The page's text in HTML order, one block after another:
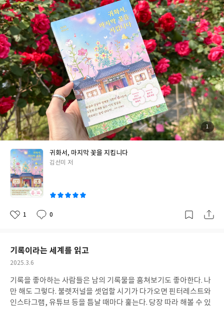
하는 곳이 “귀화서”다. 귀화서는 600년 역사의 공공기관으로 죽은
사람의 영혼이 깃든 꽃, 즉 “사혼화”에 관한 모든 일을 처리한다. 소
중한 사람과 마지막으로 만나는 시간이자, 고인을 안식으로 인도하
는 마지막 관문이기에 귀화서 사람들은 성심을 다해 의식을 치른다.
삶과 죽음을 대하는 겸허한 자세를 그들을 통해 상기할 수 있었다.
취준생 마리의 계약직 분투기로 시작된 이야기는 한 사람 한 사람의
드라마틱한 사연으로 깊이와 감동을 더한다. 어린 자식을 잃은 어머
니, 아내를 잃은 남편, 형을 잃은 동생 등 우리에게 낯설지 않은 죽음
들이다. 사혼화가 오로지 한 사람을 선택한다는 소설 속 설정은 필연
적으로 죽음을 맞이하게 될 존재로서의 나라는 의미와 내가 가진 관
계를 돌아보게 한다. ‘만일 내가 죽음을 맞이하여 사혼화가 된다면
마지막으로 누구를 만날 것인가?’, ‘내가 사랑하는 사람들이 사혼화
가 된다면 과연 나를 만나러 와줄까?’ 같은 질문들이 소설을 읽는 내
내 머릿속을 떠나지 않았다. 소설은 죽은 자의 사연으로 끝이 나지
않는다. 이승에 미련이 남아있던 고인이 귀화서를 통한 마지막 만남
으로 미련을 털고 이승을 떠날 때 산 사람도 삶의 변화를 겪게 된다.
“소중한 사람이 떠났다 해”서 “그와 함께 행복까지 사라진 건 아니
다.” 떠난 사람이 남은 사람에게 바라는 “행복 속에서 앞으로 나아갈
나는 이 삶을 더 사랑해야만 한다. 이 소설은 밀리의 서재 사전 연재
한 뜨거운 관심을 짐작할 수 있었다. 죽음의 이야기를 듣는 일은 곧
삶의 이야기를 듣는 일. 사혼화의 이야기를 듣는 주인공 마리처럼 나
다. “우리는 있는 힘을 다해 매시간 죽음과 맞서고, 때론 가까운 곳에
서 죽음을 목격하기도 하고, 죽음으로부터 살아남은 이들을 위로하
며 살아간다. 결국엔 남은 이들은 힘들게 죽음을 받아들이면서 살 수
첨
부
된
사
1
귀화서, 마지막 꽃을 지킵니다
글
김선미 저
좋
1
댓
0
작
기록이라는 세계를 읽고
작
일
2025.3.6
기록을 좋아하는 사람들은 남의 기록물을 훔쳐보기도 좋아한다. 나
만 해도 그렇다. 불렛저널을 셋업할 시기가 다가오면 핀터레스트와
인스타그램, 유튜브 등을 틈날 때마다 훑는다. 당장 따라 해볼 수 있